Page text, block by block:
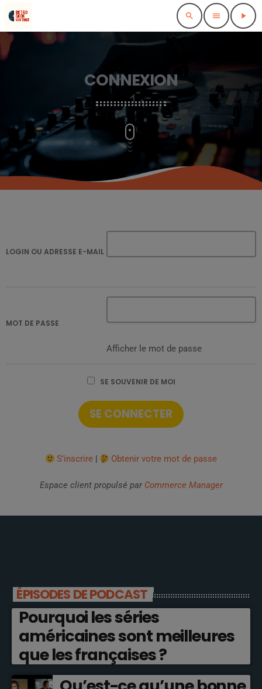
search menu play_arrow
CONNEXION
LOGIN OU ADRESSE E-MAIL
MOT DE PASSE
Afficher le mot de passe
SE SOUVENIR DE MOI
S’inscrire| Obtenir votre mot de passe
Espace client propulsé par Commerce Manager
ÉPISODES DE PODCAST
Pourquoi les séries
américaines sont meilleures
que les françaises ?